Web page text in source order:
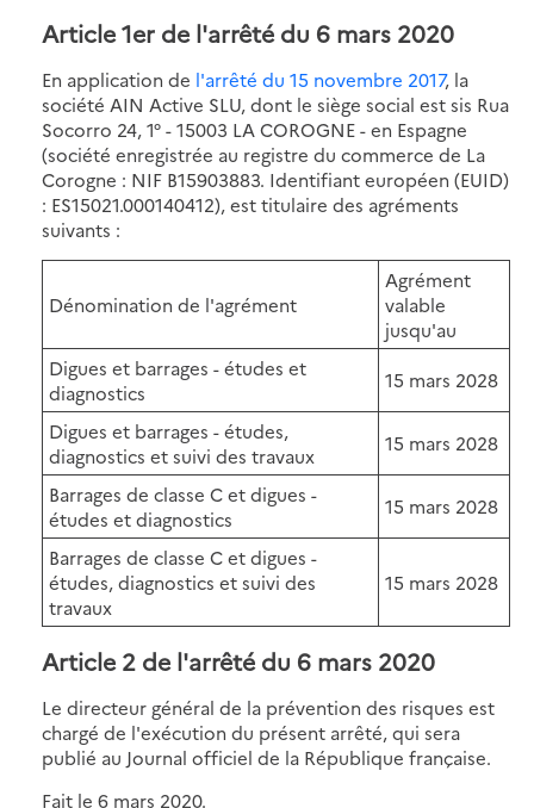
Article 1er de l'arrêté du 6 mars 2020
En application de l'arrêté du 15 novembre 2017, la
société AIN Active SLU, dont le siège social est sis Rua
Socorro 24, 1° - 15003 LA COROGNE - en Espagne
(société enregistrée au registre du commerce de La
Corogne : NIF B15903883. Identifiant européen (EUID)
: ES15021.000140412), est titulaire des agréments
suivants :
Dénomination de l'agrément
Agrément
valable
jusqu'au
Digues et barrages - études et
diagnostics
15 mars 2028
Digues et barrages - études,
diagnostics et suivi des travaux
15 mars 2028
Barrages de classe C et digues -
études et diagnostics
15 mars 2028
Barrages de classe C et digues -
études, diagnostics et suivi des
travaux
15 mars 2028
Article 2 de l'arrêté du 6 mars 2020
Le directeur général de la prévention des risques est
chargé de l'exécution du présent arrêté, qui sera
publié au Journal officiel de la République française.
Fait le 6 mars 2020.